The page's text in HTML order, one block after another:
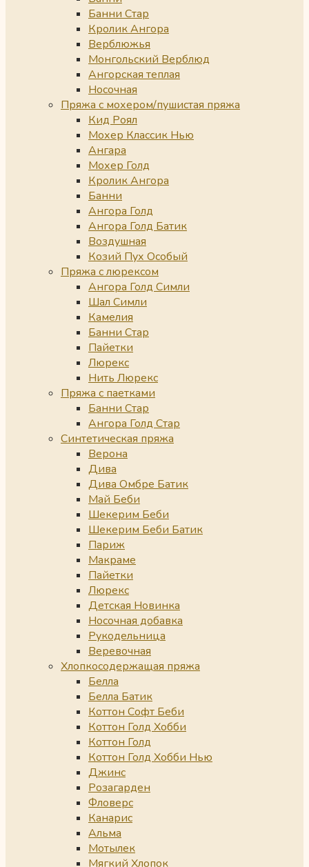
Банни Стар
Кролик Ангора
Верблюжья
Монгольский Верблюд
Ангорская теплая
Носочная
Пряжа с мохером/пушистая пряжа
Кид Роял
Мохер Классик Нью
Ангара
Мохер Голд
Кролик Ангора
Банни
Ангора Голд
Ангора Голд Батик
Воздушная
Козий Пух Особый
Пряжа с люрексом
Ангора Голд Симли
Шал Симли
Камелия
Банни Стар
Пайетки
Люрекс
Нить Люрекс
Пряжа с паетками
Банни Стар
Ангора Голд Стар
Синтетическая пряжа
Верона
Дива
Дива Омбре Батик
Май Беби
Шекерим Беби
Шекерим Беби Батик
Париж
Макраме
Пайетки
Люрекс
Детская Новинка
Носочная добавка
Рукодельница
Веревочная
Хлопкосодержащая пряжа
Белла
Белла Батик
Коттон Софт Беби
Коттон Голд Хобби
Коттон Голд
Коттон Голд Хобби Нью
Джинс
Розагарден
Фловерс
Канарис
Альма
Мотылек
Мягкий Хлопок